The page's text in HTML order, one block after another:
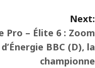
Next:
Pro – Élite 6 : Zoom
BBC (D), la
championne